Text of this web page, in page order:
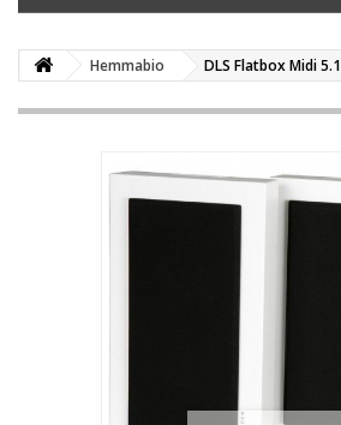
Hemmabio DLS Flatbox Midi 5.1